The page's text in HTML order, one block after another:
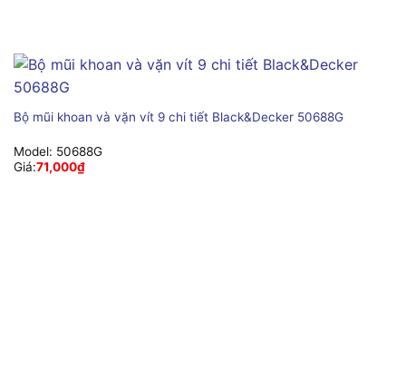
Bộ mũi khoan và vặn vít 9 chi tiết Black&Decker 50688G
Model: 50688G
Giá:71,000₫